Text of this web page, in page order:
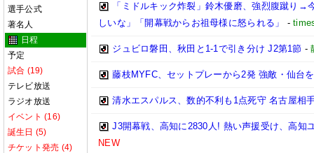
選手公式
著名人
日程
予定
試合 (19)
テレビ放送
ラジオ放送
イベント (16)
誕生日 (5)
チケット発売 (4)
「ミドルキック炸裂」鈴木優磨、強烈腹蹴り
しいな」「開幕戦からお祖母様に怒られる」
-
ジュビロ磐田、秋田と1-1で引き分け J2第1節 -
藤枝MYFC、セットプレーから2発 強敵・仙台
清水エスパルス、数的不利も1点死守 名古屋相
J3開幕戦、高知に2830人! 熱い声援受け、高知
NEW